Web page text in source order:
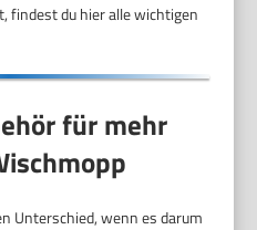
findest du hier alle wichtigen
für mehr
Unterschied, wenn es darum